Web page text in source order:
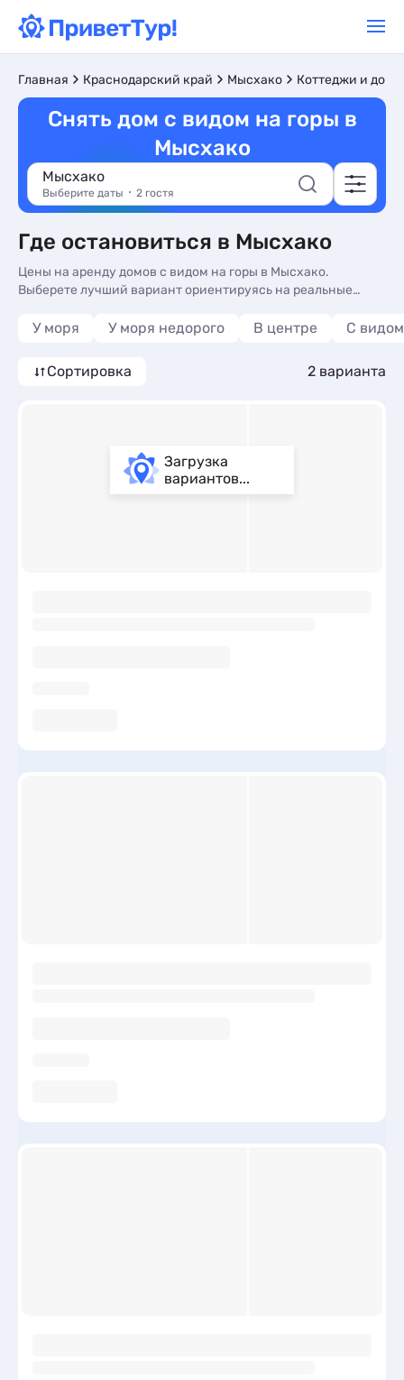
Главная Краснодарский край Мысхако Коттеджи и
Снять дом с видом на горы в
Мысхако
Мысхако
Выберите даты 2 гостя
Где остановиться в Мысхако
Цены на аренду домов с видом на горы в Мысхако.
Выберете лучший вариант ориентируясь на реальные
У моря У моря недорого В центре С
Сортировка 2 варианта
Загрузка
вариантов...